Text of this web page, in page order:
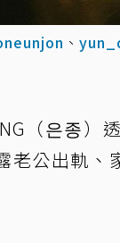
、
（은종）
老公出軌、